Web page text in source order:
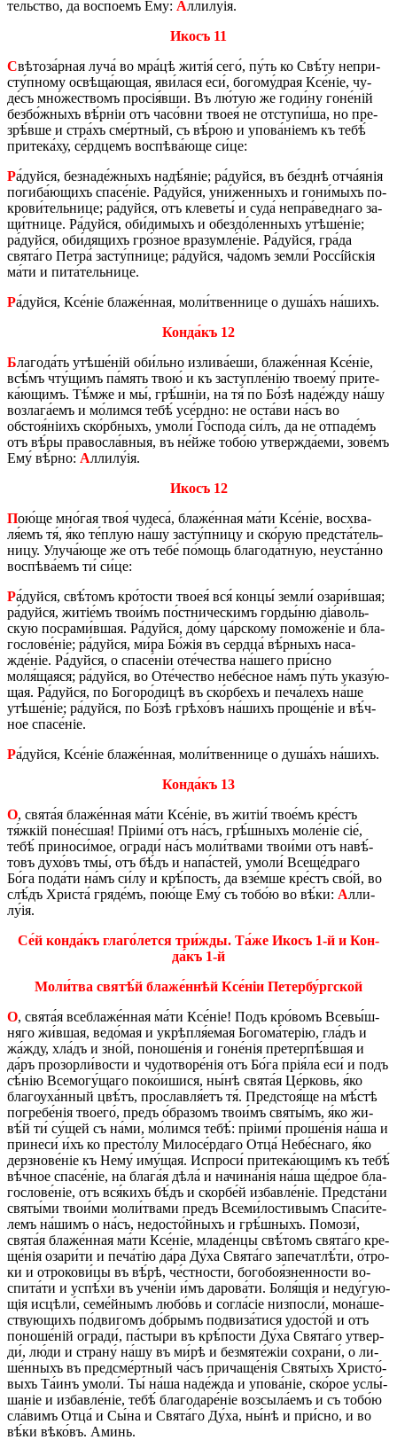
тель­ство, да вос­по­е́мъ Ему́: Алли­лу́ія.
Икосъ 11
Свѣ­то­за́р­ная луча́ во мра́­цѣ житія́ сего́, пу́ть ко Свѣ́ту не­при­
сту́п­но­му освѣ­ща́­ю­щая, яви́­ла­ся еси́, бо­го­му́­драя Ксе́ніе, чу­
де́съ мно́­же­ствомъ просія́вши. Въ лю́тую же го­ди́ну го­не́ній
без­бо́ж­ныхъ вѣ́р­ніи отъ ча­со́в­ни твоея́ не от­сту­пи́­ша, но пре­
зрѣ́в­ше и стра́хъ сме́рт­ный, съ вѣ́­рою и упо­ва́ніемъ къ тебѣ́
при­те­ка́­ху, се́рд­цемъ вос­пѣ­ва́­ю­ще си́це:
Ра́дуй­ся, без­на­де́ж­ныхъ надѣ́яніе; ра́дуй­ся, въ бе́з­днѣ отча́янія
по­ги­ба́­ю­щихъ спа­се́ніе. Ра́дуй­ся, уни́­жен­ныхъ и го­ни́­мыхъ по­
кро­ви́­тель­ни­це; ра́дуй­ся, отъ кле­ве­ты́ и суда́ не­пра́­вед­на­го за­
щи́т­ни­це. Ра́дуй­ся, оби́­ди­мыхъ и обез­до́­лен­ныхъ утѣ­ше́ніе;
ра́дуй­ся, оби́дящихъ гро́з­ное вра­зумле́­ніе. Ра́дуй­ся, гра́­да
свята́го Пе­тра́ за­сту́п­ни­це; ра́дуй­ся, ча́­домъ зе­мли́ Россíйскія
ма́ти и пи­та́­тель­ни­це.
Ра́дуй­ся, Ксе́ніе бла­же́н­ная, мо­ли́­твен­ни­це о ду­ша́хъ на́­шихъ.
Кон­да́къ 12
Бла­го­да́ть утѣ­ше́ній оби́ль­но из­ли­ва́­е­ши, бла­же́н­ная Ксе́ніе,
всѣ́мъ чту́­щимъ па́мять твою́ и къ за­ступле́нію тво­е­му́ при­те­
ка́­ю­щимъ. Тѣ́м­же и мы́, грѣ́ш­ніи, на тя́ по Бо́зѣ на­де́жду на́шу
воз­ла­га́­емъ и мо́­лим­ся тебѣ́ усе́рд­но: не оста́­ви на́съ во
обстоя́ніихъ ско́рб­ныхъ, умо­ли́ Го́­спо­да си́лъ, да не отпа­де́мъ
отъ вѣ́ры пра­во­сла́в­ныя, въ не́й­же то­бо́ю утвер­жда́­е­ми, зо­ве́мъ
Ему́ вѣ́р­но: Алли­лу́ія.
Икосъ 12
Пою́ще мно́­гая твоя́ чу­де­са́, бла­же́н­ная ма́ти Ксе́ніе, вос­хва­
ля́емъ тя́, я́ко те́плую на́шу за­сту́п­ни­цу и ско́рую пред­ста́­тель­
ни­цу. Улу­ча́­ю­ще же отъ тебе́ по́­мощь бла­го­да́т­ную, не­у­ста́н­но
вос­пѣ­ва́­емъ ти́ си́це:
Ра́дуй­ся, свѣ́­томъ кро́­то­сти твоея́ вся́ кон­цы́ зе­мли́ оза­ри́в­шая;
ра́дуй­ся, жи­тіе́мъ тво­и́мъ по́ст­ни­че­скимъ гор­ды́­ню діа́­воль­
скую по­сра­ми́в­шая. Ра́дуй­ся, до́му ца́р­скому по­мо­же́ніе и бла­
го­сло­ве́ніе; ра́дуй­ся, ми́ра Бо́жія въ серд­ца́ вѣ́р­ныхъ на­са­
жде́ніе. Ра́дуй­ся, о спа­се́ніи оте́­че­ства на́­ше­го при́­сно
моля́щаяся; ра́дуй­ся, во Оте́­че­ство не­бе́с­ное на́мъ пу́ть ука­зу́­ю­
щая. Ра́дуй­ся, по Бо­го­ро́­ди­цѣ въ ско́р­бехъ и пе­ча́­лехъ на́ше
утѣ­ше́ніе; ра́дуй­ся, по Бо́зѣ грѣ­хо́въ на́­шихъ про­ще́ніе и вѣ́ч­
ное спа­се́ніе.
Ра́дуй­ся, Ксе́ніе бла­же́н­ная, мо­ли́­твен­ни­це о ду­ша́хъ на́­шихъ.
Кон­да́къ 13
О, свята́я бла­же́н­ная ма́ти Ксе́ніе, въ жи­тіи́ тво­е́мъ кре́стъ
тя́жкій по­не́с­шая! Пріи­ми́ отъ на́съ, грѣ́ш­ныхъ мо­ле́ніе сіе́,
тебѣ́ при­но­си́­мое, огра­ди́ на́съ мо­ли́­тва­ми тво­и́­ми отъ на­вѣ́­
товъ ду­хо́въ тмы́, отъ бѣ́дъ и на­па́­стей, умо­ли́ Все­ще́­дра­го
Бо́га по­да́­ти на́мъ си́лу и крѣ́­пость, да взе́м­ше кре́стъ сво́й, во
слѣ́дъ Хри­ста́ гряде́мъ, по­ю́­ще Ему́ съ то­бо́ю во вѣ́ки: Алли­
лу́ія.
Се́й кон­да́къ гла­го́­лет­ся три́­жды. Та́же Икосъ 1-й и Кон­
да́къ 1-й
Мо­ли́­тва святѣ́й бла­же́н­нѣй Ксе́ніи Пе­тер­бу́рг­ской
О, свята́я все­бла­же́н­ная ма́ти Ксе́ніе! Подъ кро́­вомъ Все­вы́ш­
няго жи́в­шая, ве­до́­мая и укрѣп­ля́емая Бо­го­ма́­те­рію, гла́дъ и
жа́­жду, хла́дъ и зно́й, по­но­ше́нія и го­не́нія пре­тер­пѣ́в­шая и
да́ръ про­зор­ли́­во­сти и чу­до­тво­ре́нія отъ Бо́га прія́ла еси́ и подъ
сѣ́нію Все­мо­гу́­ща­го по­ко́и­ши­ся, ны́нѣ свята́я Це́р­ковь, я́ко
бла­гоу­ха́н­ный цвѣ́тъ, про­слав­ля́етъ тя́. Пред­стоя́ще на мѣ́­стѣ
по­гре­бе́нія тво­е­го́, предъ о́бра­зомъ тво­и́мъ святы́мъ, я́ко жи­
вѣ́й ти́ су́­щей съ на́ми, мо́­лим­ся тебѣ́: пріи­ми́ про­ше́нія на́ша и
при­не­си́ и́хъ ко пре­сто́лу Ми­ло­се́р­да­го Отца́ Не­бе́с­на­го, я́ко
дер­зно­ве́ніе къ Нему́ иму́­щая. Ис­про­си́ при­те­ка́­ю­щимъ къ тебѣ́
вѣ́ч­ное спа­се́ніе, на бла­га́я дѣла́ и на­чи­на́нія на́ша ще́­дрое бла­
го­сло­ве́ніе, отъ вся́кихъ бѣ́дъ и скор­бе́й из­ба­вле́ніе. Пред­ста́­ни
святы́ми тво­и́­ми мо­ли́­тва­ми предъ Все­ми́­ло­сти­вымъ Спа­си́­те­
лемъ на́­шимъ о на́съ, не­до­сто́й­ныхъ и грѣ́ш­ныхъ. По­мо­зи́,
свята́я бла­же́н­ная ма́ти Ксе́ніе, мла­де́н­цы свѣ́­томъ свята́го кре­
ще́­нія оза­ри́­ти и пе­ча́тію да́ра Ду́ха Свята́го за­пе­ча­тлѣ́­ти, о́тро­
ки и отро­ко­ви́­цы въ вѣ́рѣ, че́ст­но­сти, бо­го­боя́знен­но­сти во­
спи­та́­ти и ус­пѣ́­хи въ уче́ніи и́мъ да­ро­ва́­ти. Боля́щія и не­ду́гую­
щія ис­цѣ­ли́, се­ме́й­нымъ лю­бо́вь и со­гла́­сіе низ­по­сли́, мо­на́­ше­
ству­ю­щихъ по́­дви­гомъ до́­брымъ по­дви­за́­ти­ся удо­сто́й и отъ
по­но­ше́ній огра­ди́, па́­сты­ри въ крѣ́­по­сти Ду́ха Свята́го утвер­
ди́, лю́ди и страну́ на́шу въ ми́рѣ и безмяте́жіи со­хра­ни́, о ли­
ше́н­ныхъ въ пред­сме́рт­ный ча́съ при­ча­ще́нія Святы́хъ Хри­сто́­
выхъ Та́­инъ умо­ли́. Ты́ на́ша на­де́­жда и упо­ва́ніе, ско́­рое услы́­
ша­ніе и из­ба­вле́ніе, тебѣ́ бла­го­да­ре́ніе воз­сы­ла́­емъ и съ то­бо́ю
сла́­вимъ Отца́ и Сы́на и Свята́го Ду́ха, ны́нѣ и при́­сно, и во
вѣ́ки вѣ­ко́въ. Аминь.